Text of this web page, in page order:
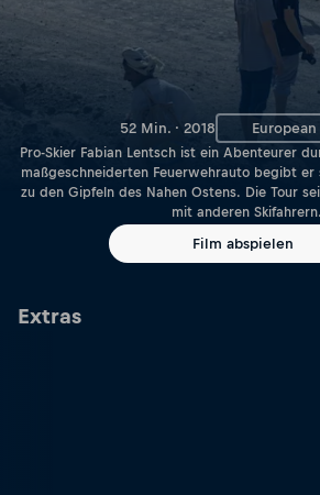
52 Min. · 2018
Pro-Skier Fabian Lentsch ist ein Abenteurer
maßgeschneiderten Feuerwehrauto begibt er
zu den Gipfeln des Nahen Ostens. Die Tour
mit anderen Skifahrern.
Film abspielen
Extras